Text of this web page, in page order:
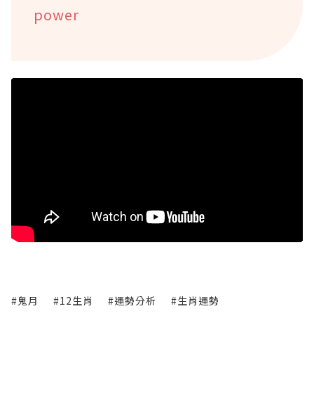
power
#鬼月 #12生肖 #運勢分析 #生肖運勢